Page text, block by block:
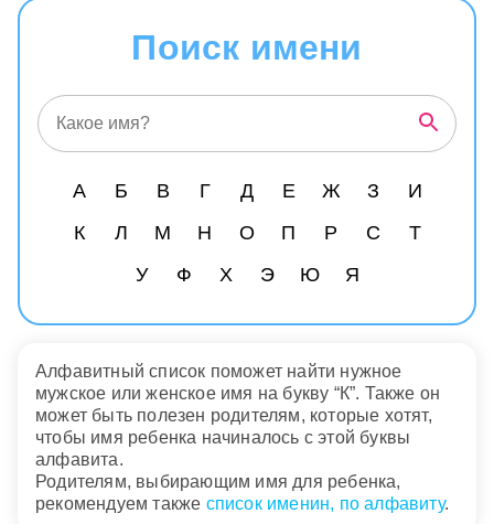
Поиск имени
А Б В Г Д Е Ж З
И
К
Л М Н О П Р С
Т
У
Ф Х Э Ю Я
Алфавитный список поможет найти нужное
мужское или женское имя на букву “К”. Также он
может быть полезен родителям, которые хотят,
чтобы имя ребенка начиналось с этой буквы
алфавита.
Родителям, выбирающим имя для ребенка,
рекомендуем также список именин, по алфавиту.